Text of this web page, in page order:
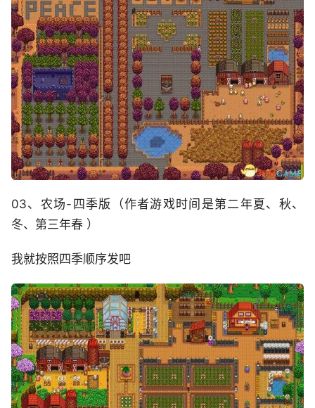
03、农场-四季版（作者游戏时间是第二年夏、秋、
冬、第三年春 ）
我就按照四季顺序发吧